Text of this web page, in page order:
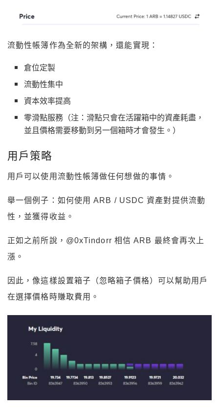
流動性帳簿作為全新的架構，還能實現：
倉位定製
流動性集中
資本效率提高
零滑點服務（注：滑點只會在活躍箱中的資產耗盡，
並且價格需要移動到另一個箱時才會發生。）
用戶策略
用戶可以使用流動性帳簿做任何想做的事情。
舉一個例子：如何使用 ARB / USDC 資產對提供流動
性，並獲得收益。
正如之前所說，@0xTindorr 相信 ARB 最終會再次上
漲。
因此，像這樣設置箱子（忽略箱子價格）可以幫助用戶
在選擇價格時賺取費用。